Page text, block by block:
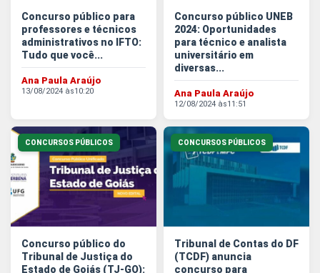
Concurso público para
professores e técnicos
administrativos no IFTO:
Tudo que você...
Ana Paula Araújo
13/08/2024 às10:20
Concurso público UNEB
2024: Oportunidades
para técnico e analista
universitário em
diversas...
Ana Paula Araújo
12/08/2024 às11:51
CONCURSOS PÚBLICOS
Concurso público do
Tribunal de Justiça do
Estado de Goiás (TJ-GO):
CONCURSOS PÚBLICOS
Tribunal de Contas do DF
(TCDF) anuncia
concurso para